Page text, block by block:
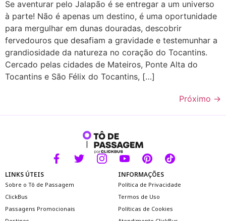
Se aventurar pelo Jalapão é se entregar a um universo
à parte! Não é apenas um destino, é uma oportunidade
para mergulhar em dunas douradas, descobrir
fervedouros que desafiam a gravidade e testemunhar a
grandiosidade da natureza no coração do Tocantins.
Cercado pelas cidades de Mateiros, Ponte Alta do
Tocantins e São Félix do Tocantins, […]
Próximo →
LINKS ÚTEIS
Sobre o Tô de Passagem
ClickBus
Passagens Promocionais
INFORMAÇÕES
Política de Privacidade
Termos de Uso
Políticas de Cookies